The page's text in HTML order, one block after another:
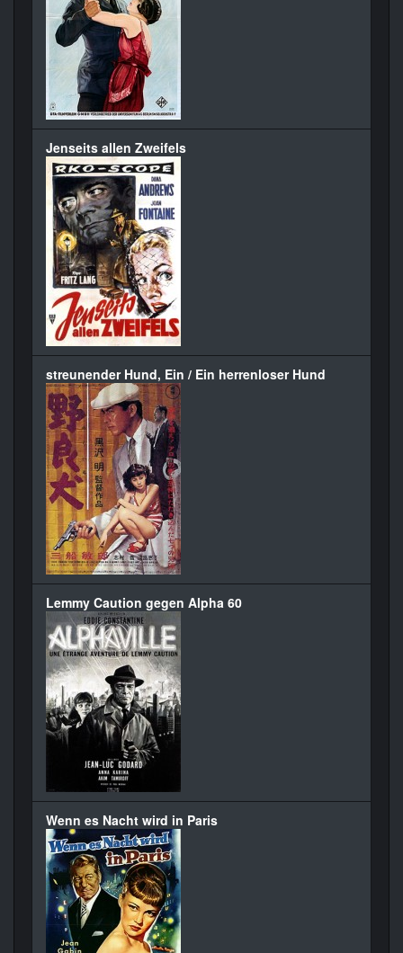
Jenseits allen Zweifels
streunender Hund, Ein / Ein herrenloser Hund
Lemmy Caution gegen Alpha 60
Wenn es Nacht wird in Paris